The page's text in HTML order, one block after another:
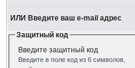
ИЛИ Введите ваш e-mail адрес
Защитный код
Введите защитный код
Введите в поле код из 6 символов,